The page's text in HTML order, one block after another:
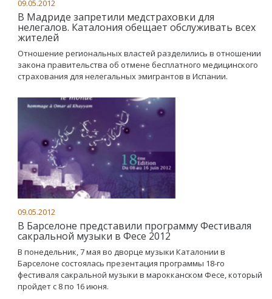
09.05.2012
В Мадриде запретили медстраховки для
нелегалов. Каталония обещает обслуживать всех
жителей
Отношение региональных властей разделились в отношении
закона правительства об отмене бесплатного медицинского
страхования для нелегальных эмигрантов в Испании.
09.05.2012
В Барселоне представили программу Фестиваля
сакральной музыки в Фесе 2012
В понедельник, 7 мая во дворце музыки Каталонии в
Барселоне состоялась презентация программы 18-го
фестиваля сакральной музыки в марокканском Фесе, который
пройдет с 8 по 16 июня.